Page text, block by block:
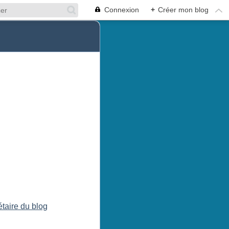
Connexion + Créer mon blog
du blog